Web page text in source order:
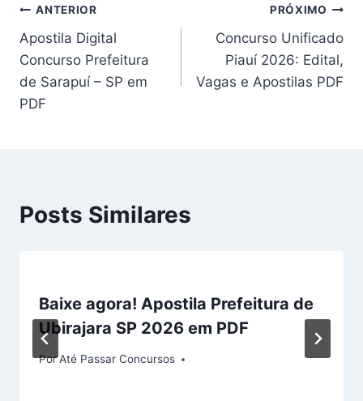
Navegação
de
Post
ANTERIOR
Apostila Digital
Concurso Prefeitura
de Sarapuí – SP em
PDF
PRÓXIMO
Concurso Unificado
Piauí 2026: Edital,
Vagas e Apostilas PDF
Posts Similares
Baixe agora! Apostila Prefeitura de
Ubirajara SP 2026 em PDF
PorAté Passar Concursos